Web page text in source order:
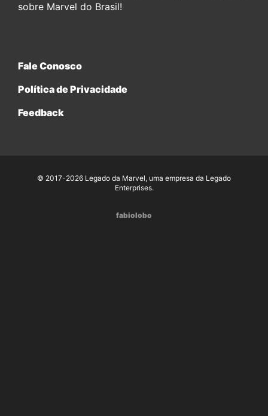
sobre Marvel do Brasil!
Fale Conosco
Política de Privacidade
Feedback
© 2017-2026 Legado da Marvel, uma empresa da Legado
Enterprises.
fabiolobo